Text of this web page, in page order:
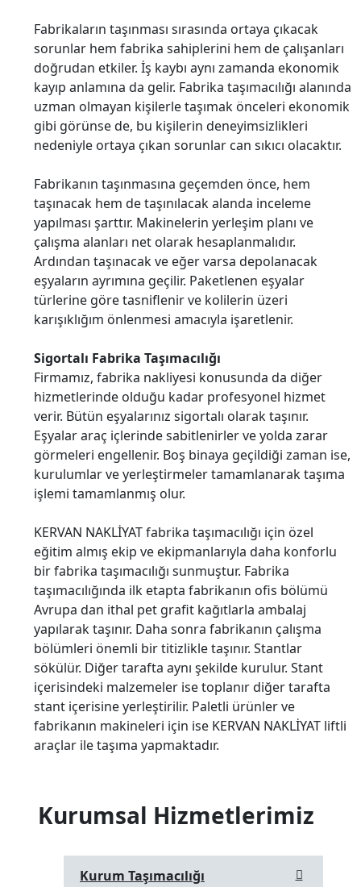
Fabrikaların taşınması sırasında ortaya çıkacak
sorunlar hem fabrika sahiplerini hem de çalışanları
doğrudan etkiler. İş kaybı aynı zamanda ekonomik
kayıp anlamına da gelir. Fabrika taşımacılığı alanında
uzman olmayan kişilerle taşımak önceleri ekonomik
gibi görünse de, bu kişilerin deneyimsizlikleri
nedeniyle ortaya çıkan sorunlar can sıkıcı olacaktır.
Fabrikanın taşınmasına geçemden önce, hem
taşınacak hem de taşınılacak alanda inceleme
yapılması şarttır. Makinelerin yerleşim planı ve
çalışma alanları net olarak hesaplanmalıdır.
Ardından taşınacak ve eğer varsa depolanacak
eşyaların ayrımına geçilir. Paketlenen eşyalar
türlerine göre tasniflenir ve kolilerin üzeri
karışıklığım önlenmesi amacıyla işaretlenir.
Sigortalı Fabrika Taşımacılığı
Firmamız, fabrika nakliyesi konusunda da diğer
hizmetlerinde olduğu kadar profesyonel hizmet
verir. Bütün eşyalarınız sigortalı olarak taşınır.
Eşyalar araç içlerinde sabitlenirler ve yolda zarar
görmeleri engellenir. Boş binaya geçildiği zaman ise,
kurulumlar ve yerleştirmeler tamamlanarak taşıma
işlemi tamamlanmış olur.
KERVAN NAKLİYAT fabrika taşımacılığı için özel
eğitim almış ekip ve ekipmanlarıyla daha konforlu
bir fabrika taşımacılığı sunmuştur. Fabrika
taşımacılığında ilk etapta fabrikanın ofis bölümü
Avrupa dan ithal pet grafit kağıtlarla ambalaj
yapılarak taşınır. Daha sonra fabrikanın çalışma
bölümleri önemli bir titizlikle taşınır. Stantlar
sökülür. Diğer tarafta aynı şekilde kurulur. Stant
içerisindeki malzemeler ise toplanır diğer tarafta
stant içerisine yerleştirilir. Paletli ürünler ve
fabrikanın makineleri için ise KERVAN NAKLİYAT liftli
araçlar ile taşıma yapmaktadır.
Kurumsal Hizmetlerimiz
Kurum Taşımacılığı